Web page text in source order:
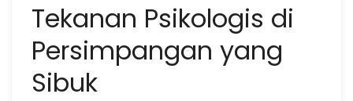
Tekanan Psikologis di
Persimpangan yang
Sibuk